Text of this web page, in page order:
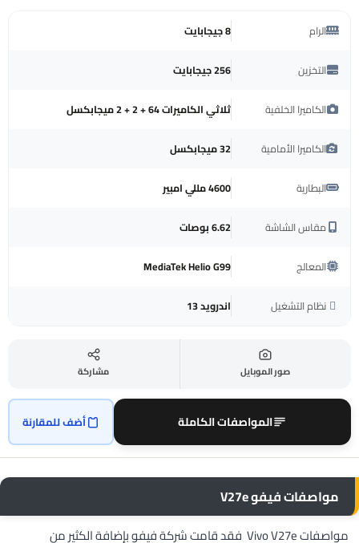
الرام 8 جيجابايت
التخزين 256 جيجابايت
الكاميرا الخلفية ثلاثي الكاميرات 64 + 2 + 2 ميجابكسل
الكاميرا الأمامية 32 ميجابكسل
البطارية 4600 مللي امبير
مقاس الشاشة 6.62 بوصات
المعالج MediaTek Helio G99
نظام التشغيل اندرويد 13
صور الموبايل مشاركة
المواصفات الكاملة أضف للمقارنة
مواصفات فيفو V27e
مواصفات Vivo V27e فقد قامت شركة فيفو بإضافة الكثير من